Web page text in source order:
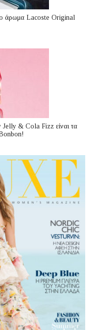
άρωμα Lacoste Original
& Cola Fizz είναι τα